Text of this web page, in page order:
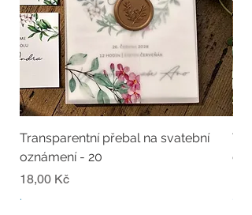
Transparentní přebal na svatební
oznámení - 20
Cena
18,00 Kč
.